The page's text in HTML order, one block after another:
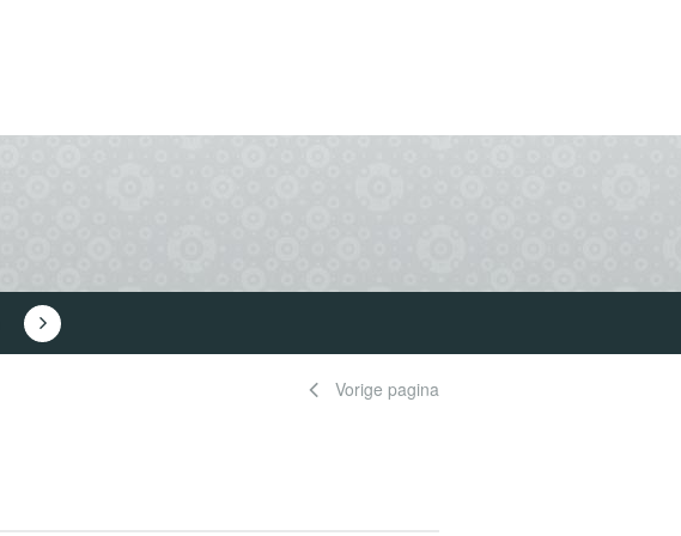
Vorige pagina